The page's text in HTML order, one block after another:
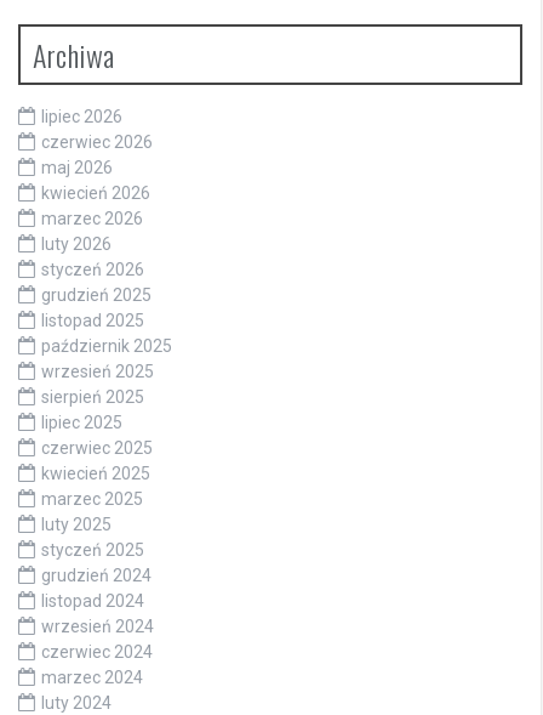
Archiwa
lipiec 2026
czerwiec 2026
maj 2026
kwiecień 2026
marzec 2026
luty 2026
styczeń 2026
grudzień 2025
listopad 2025
październik 2025
wrzesień 2025
sierpień 2025
lipiec 2025
czerwiec 2025
kwiecień 2025
marzec 2025
luty 2025
styczeń 2025
grudzień 2024
listopad 2024
wrzesień 2024
czerwiec 2024
marzec 2024
luty 2024